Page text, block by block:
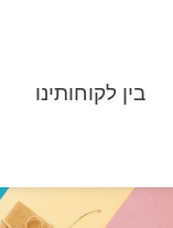
בין לקוחותינו